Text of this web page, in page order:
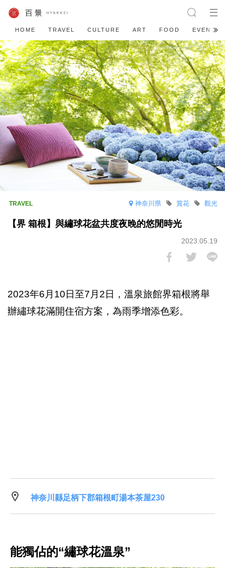
HOME TRAVEL CULTURE ART FOOD EVENT
神奈川県 觀光
賞花
【界 箱根】與繡球花盆共度夜晚的悠閒時光
2023.05.19
2023年6月10日至7月2日，溫泉旅館界箱根將舉
辦繡球花滿開住宿方案，為雨季增添色彩。
神奈川縣足柄下郡箱根町湯本茶屋230
能獨佔的“繡球花溫泉”